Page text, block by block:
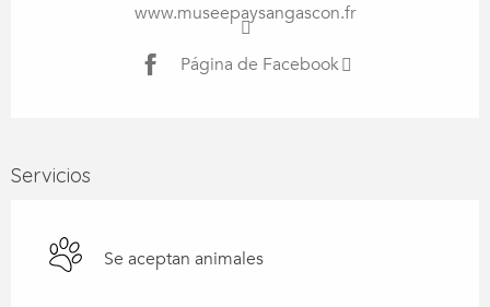
www.museepaysangascon.fr
Página de Facebook
Servicios
Se aceptan animales